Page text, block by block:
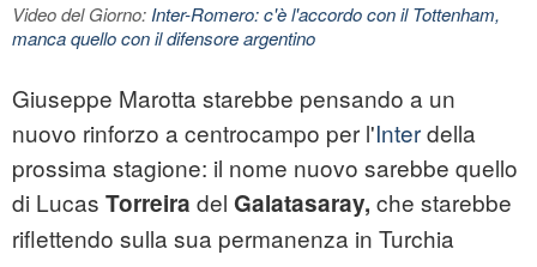
Video del Giorno:Inter-Romero: c'è l'accordo con il Tottenham,
manca quello con il difensore argentino
Giuseppe Marotta starebbe pensando a un
nuovo rinforzo a centrocampo per l'Interdella
prossima stagione: il nome nuovo sarebbe quello
di Lucas Torreira del Galatasaray, che starebbe
riflettendo sulla sua permanenza in Turchia